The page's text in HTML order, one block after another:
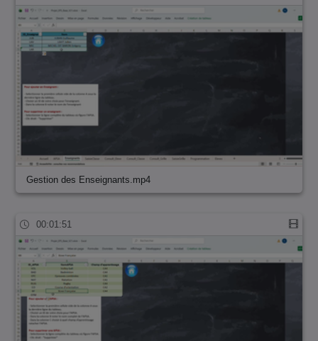
Gestion des Enseignants.mp4
00:01:51